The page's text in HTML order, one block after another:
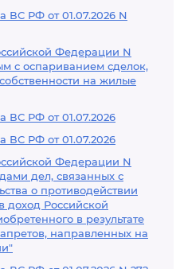
ВС РФ от 01.07.2026 N
Федерации N
с оспариванием сделок,
на жилые
ВС РФ от 01.07.2026
ВС РФ от 01.07.2026
Федерации N
дел, связанных с
о противодействии
Российской
в результате
направленных на